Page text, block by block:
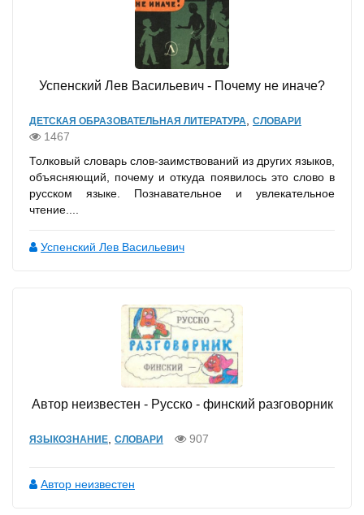
Успенский Лев Васильевич - Почему не иначе?
ДЕТСКАЯ ОБРАЗОВАТЕЛЬНАЯ ЛИТЕРАТУРА СЛОВАРИ
1467
Толковый словарь слов-заимствований из других языков,
объясняющий, почему и откуда появилось это слово в
русском языке. Познавательное и увлекательное
чтение....
Успенский Лев Васильевич
Автор неизвестен - Русско - финский разговорник
ЯЗЫКОЗНАНИЕ, СЛОВАРИ 907
Автор неизвестен